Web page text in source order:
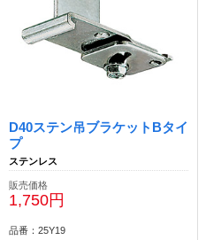
D40ステン吊ブラケットBタイ
プ
ステンレス
販売価格
1,750円
品番：25Y19